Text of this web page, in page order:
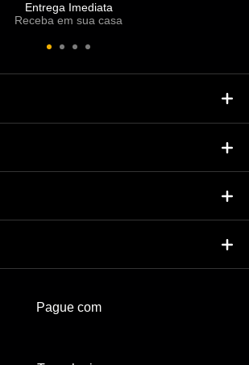
Entrega Imediata
Receba em sua casa
Pague com